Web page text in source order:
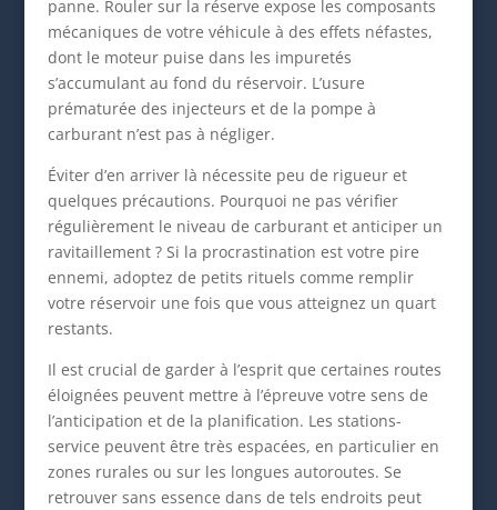
panne. Rouler sur la réserve expose les composants
mécaniques de votre véhicule à des effets néfastes,
dont le moteur puise dans les impuretés
s’accumulant au fond du réservoir. L’usure
prématurée des injecteurs et de la pompe à
carburant n’est pas à négliger.
Éviter d’en arriver là nécessite peu de rigueur et
quelques précautions. Pourquoi ne pas vérifier
régulièrement le niveau de carburant et anticiper un
ravitaillement ? Si la procrastination est votre pire
ennemi, adoptez de petits rituels comme remplir
votre réservoir une fois que vous atteignez un quart
restants.
Il est crucial de garder à l’esprit que certaines routes
éloignées peuvent mettre à l’épreuve votre sens de
l’anticipation et de la planification. Les stations-
service peuvent être très espacées, en particulier en
zones rurales ou sur les longues autoroutes. Se
retrouver sans essence dans de tels endroits peut